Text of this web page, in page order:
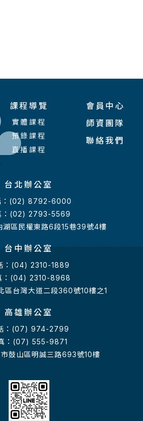
課程導覽
實體課程
預錄課程
直播課程
會員中心
師資團隊
聯絡我們
台北辦公室
：(02) 8792-6000
：(02) 2793-5569
湖區民權東路6段15巷39號4樓
台中辦公室
：(04) 2310-1889
：(04) 2310-8968
區台灣大道二段360號10樓之1
高雄辦公室
：(07) 974-2799
：(07) 555-9871
鼓山區明誠三路693號10樓